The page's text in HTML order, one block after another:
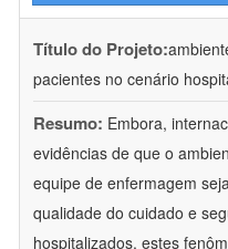
Título do Projeto:
pacientes no cenário
Resumo: Embora,
evidências de que o
equipe de enfermagem
qualidade do cuidado e
hospitalizados, estes